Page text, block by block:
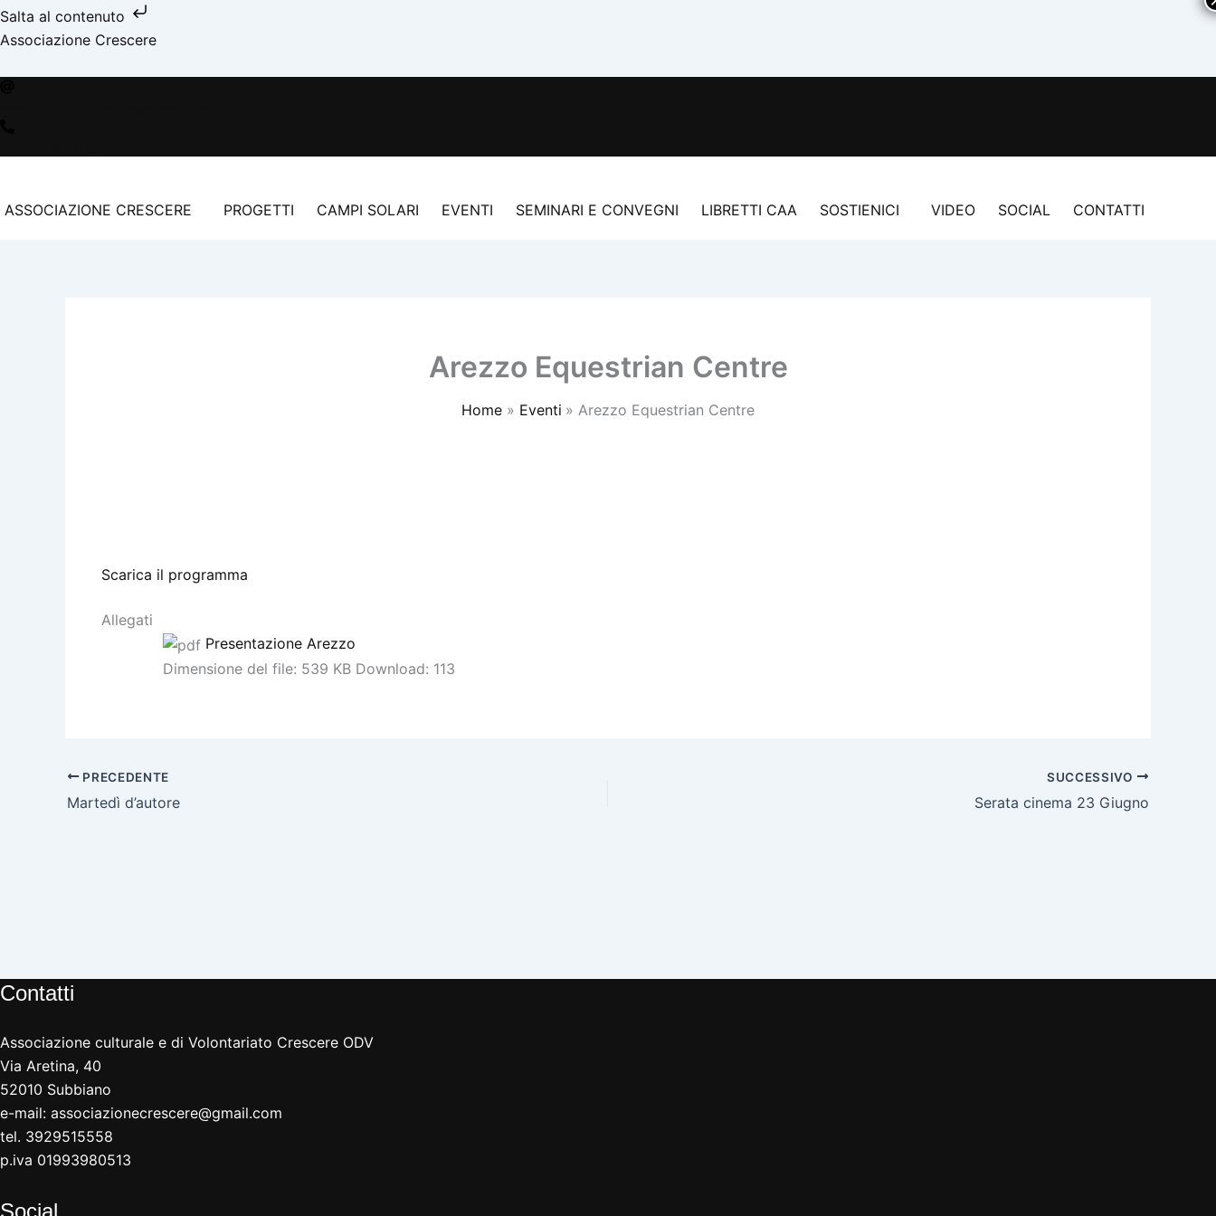
Salta al contenuto
Vai
al
Associazione Crescere
ASSOCIAZIONE CRESCERE PROGETTI CAMPI SOLARI EVENTI SEMINARI E CONVEGNI LIBRETTI CAA SOSTIENICI VIDEO SOCIAL CONTATTI
Arezzo Equestrian Centre
Home Eventi Arezzo Equestrian Centre
Scarica il programma
Allegati
Presentazione Arezzo
Dimensione del file: 539 KB Download: 113
PRECEDENTE
Martedì d’autore
SUCCESSIVO
Serata cinema 23 Giugno
Contatti
Associazione culturale e di Volontariato Crescere ODV
Via Aretina, 40
52010 Subbiano
e-mail: associazionecrescere@gmail.com
tel. 3929515558
p.iva 01993980513
Social
facebook
instagram
youtube
spotify
bebo